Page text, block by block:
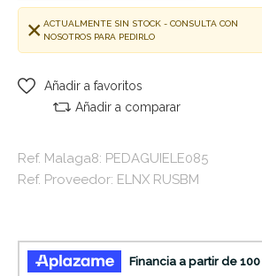
ACTUALMENTE SIN STOCK - CONSULTA CON
NOSOTROS PARA PEDIRLO
Añadir a favoritos
Añadir a comparar
Ref. Malaga8: PEDAGUIELE085
Ref. Proveedor: ELNX RUSBM